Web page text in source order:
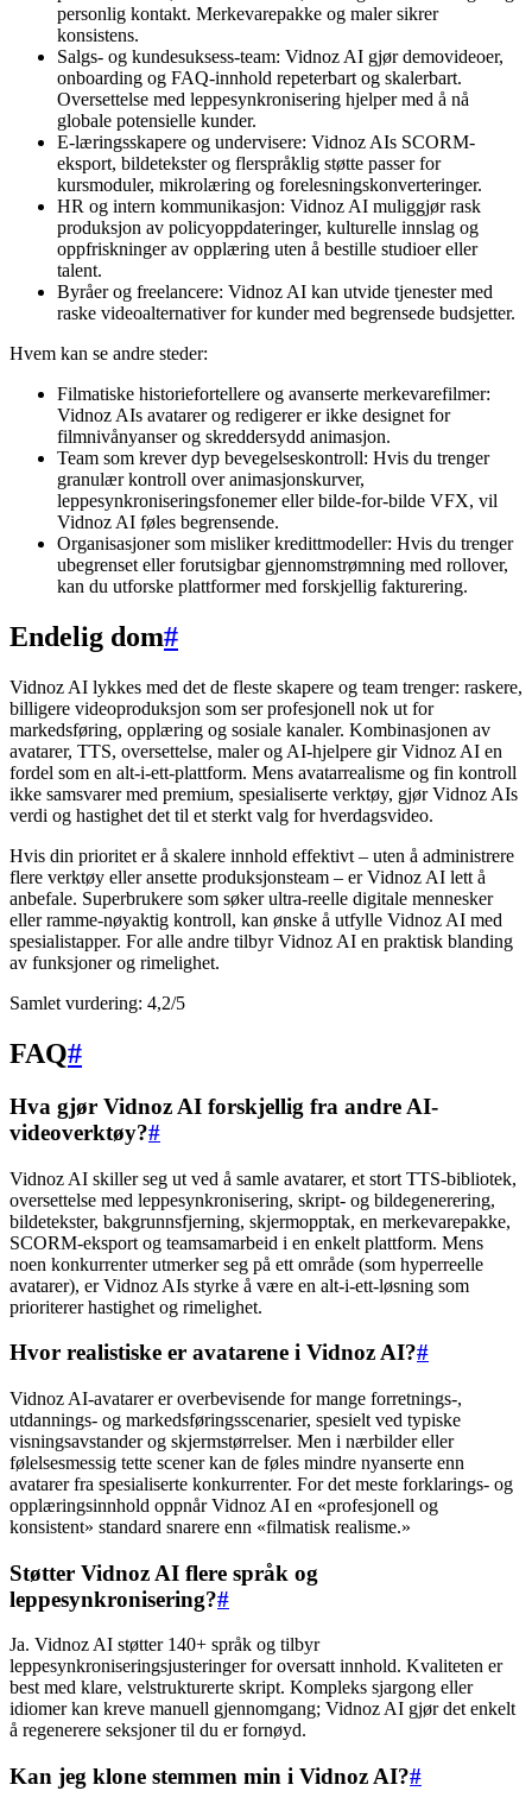
personlig kontakt. Merkevarepakke og maler sikrer
konsistens.
Salgs- og kundesuksess-team: Vidnoz AI gjør demovideoer,
onboarding og FAQ-innhold repeterbart og skalerbart.
Oversettelse med leppesynkronisering hjelper med å nå
globale potensielle kunder.
E-læringsskapere og undervisere: Vidnoz AIs SCORM-
eksport, bildetekster og flerspråklig støtte passer for
kursmoduler, mikrolæring og forelesningskonverteringer.
HR og intern kommunikasjon: Vidnoz AI muliggjør rask
produksjon av policyoppdateringer, kulturelle innslag og
oppfriskninger av opplæring uten å bestille studioer eller
talent.
Byråer og freelancere: Vidnoz AI kan utvide tjenester med
raske videoalternativer for kunder med begrensede budsjetter.
Hvem kan se andre steder:
Filmatiske historiefortellere og avanserte merkevarefilmer:
Vidnoz AIs avatarer og redigerer er ikke designet for
filmnivånyanser og skreddersydd animasjon.
Team som krever dyp bevegelseskontroll: Hvis du trenger
granulær kontroll over animasjonskurver,
leppesynkroniseringsfonemer eller bilde-for-bilde VFX, vil
Vidnoz AI føles begrensende.
Organisasjoner som misliker kredittmodeller: Hvis du trenger
ubegrenset eller forutsigbar gjennomstrømning med rollover,
kan du utforske plattformer med forskjellig fakturering.
Endelig dom#
Vidnoz AI lykkes med det de fleste skapere og team trenger: raskere,
billigere videoproduksjon som ser profesjonell nok ut for
markedsføring, opplæring og sosiale kanaler. Kombinasjonen av
avatarer, TTS, oversettelse, maler og AI-hjelpere gir Vidnoz AI en
fordel som en alt-i-ett-plattform. Mens avatarrealisme og fin kontroll
ikke samsvarer med premium, spesialiserte verktøy, gjør Vidnoz AIs
verdi og hastighet det til et sterkt valg for hverdagsvideo.
Hvis din prioritet er å skalere innhold effektivt – uten å administrere
flere verktøy eller ansette produksjonsteam – er Vidnoz AI lett å
anbefale. Superbrukere som søker ultra-reelle digitale mennesker
eller ramme-nøyaktig kontroll, kan ønske å utfylle Vidnoz AI med
spesialistapper. For alle andre tilbyr Vidnoz AI en praktisk blanding
av funksjoner og rimelighet.
Samlet vurdering: 4,2/5
FAQ#
Hva gjør Vidnoz AI forskjellig fra andre AI-
videoverktøy?#
Vidnoz AI skiller seg ut ved å samle avatarer, et stort TTS-bibliotek,
oversettelse med leppesynkronisering, skript- og bildegenerering,
bildetekster, bakgrunnsfjerning, skjermopptak, en merkevarepakke,
SCORM-eksport og teamsamarbeid i en enkelt plattform. Mens
noen konkurrenter utmerker seg på ett område (som hyperreelle
avatarer), er Vidnoz AIs styrke å være en alt-i-ett-løsning som
prioriterer hastighet og rimelighet.
Hvor realistiske er avatarene i Vidnoz AI?#
Vidnoz AI-avatarer er overbevisende for mange forretnings-,
utdannings- og markedsføringsscenarier, spesielt ved typiske
visningsavstander og skjermstørrelser. Men i nærbilder eller
følelsesmessig tette scener kan de føles mindre nyanserte enn
avatarer fra spesialiserte konkurrenter. For det meste forklarings- og
opplæringsinnhold oppnår Vidnoz AI en «profesjonell og
konsistent» standard snarere enn «filmatisk realisme.»
Støtter Vidnoz AI flere språk og
leppesynkronisering?#
Ja. Vidnoz AI støtter 140+ språk og tilbyr
leppesynkroniseringsjusteringer for oversatt innhold. Kvaliteten er
best med klare, velstrukturerte skript. Kompleks sjargong eller
idiomer kan kreve manuell gjennomgang; Vidnoz AI gjør det enkelt
å regenerere seksjoner til du er fornøyd.
Kan jeg klone stemmen min i Vidnoz AI?#